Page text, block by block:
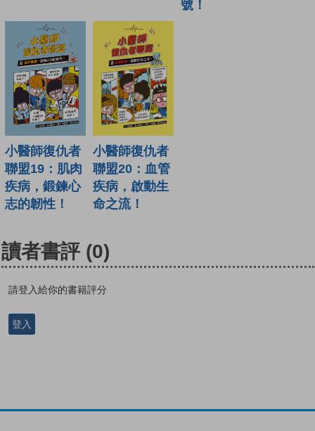
號！
小醫師復仇者
聯盟19：肌肉
疾病，鍛鍊心
志的韌性！
小醫師復仇者
聯盟20：血管
疾病，啟動生
命之流！
讀者書評 (0)
請登入給你的書籍評分
登入